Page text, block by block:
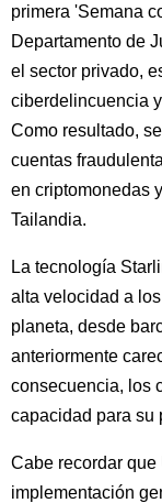
primera 'Semana
Departamento de
el sector privado,
ciberdelincuencia
Como resultado,
cuentas
en criptomonedas
Tailandia.
La tecnología
alta velocidad a
planeta, desde
anteriormente
consecuencia, los
capacidad para su
Cabe recordar
implementación